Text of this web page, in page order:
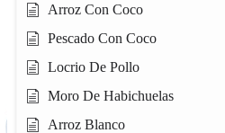
Arroz Con Coco
Pescado Con Coco
Locrio De Pollo
Moro De Habichuelas
Arroz Blanco